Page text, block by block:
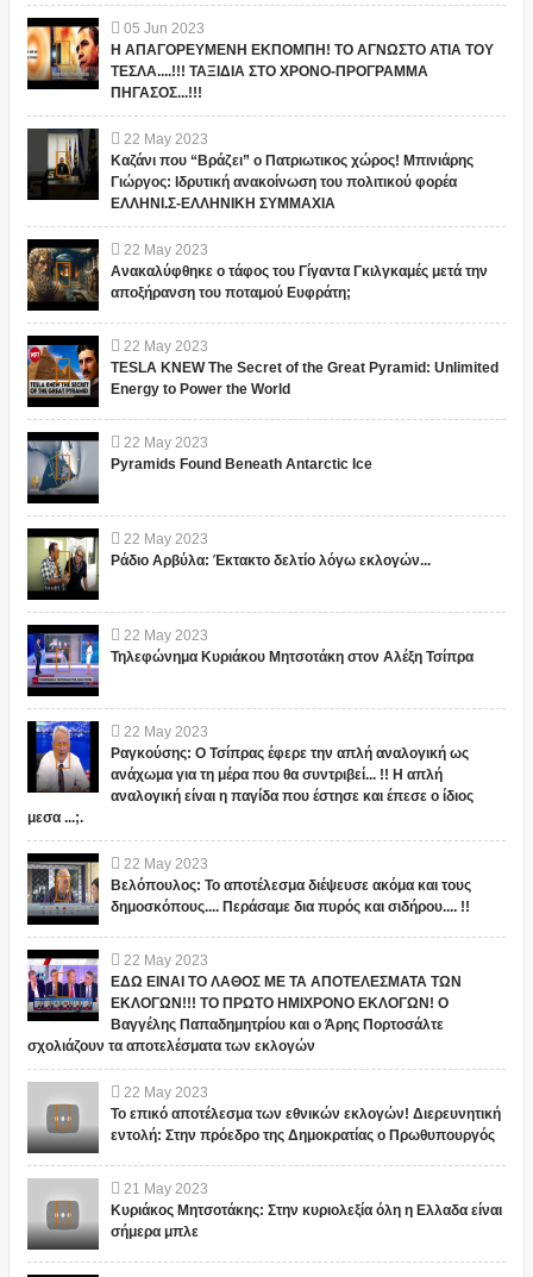
05 Jun 2023
Η ΑΠΑΓΟΡΕΥΜΕΝΗ ΕΚΠΟΜΠΗ! ΤΟ ΑΓΝΩΣΤΟ ΑΤΙΑ ΤΟΥ
ΤΕΣΛΑ....!!! ΤΑΞΙΔΙΑ ΣΤΟ ΧΡΟΝΟ-ΠΡΟΓΡΑΜΜΑ
ΠΗΓΑΣΟΣ...!!!
22 May 2023
Καζάνι που “Βράζει” ο Πατριωτικος χώρος! Μπινιάρης
Γιώργος: Ιδρυτική ανακοίνωση του πολιτικού φορέα
ΕΛΛΗΝΙ.Σ-ΕΛΛΗΝΙΚΗ ΣΥΜΜΑΧΙΑ
22 May 2023
Ανακαλύφθηκε ο τάφος του Γίγαντα Γκιλγκαμές μετά την
αποξήρανση του ποταμού Ευφράτη;
22 May 2023
TESLA KNEW The Secret of the Great Pyramid: Unlimited
Energy to Power the World
22 May 2023
Pyramids Found Beneath Antarctic Ice
22 May 2023
Ράδιο Αρβύλα: Έκτακτο δελτίο λόγω εκλογών...
22 May 2023
Τηλεφώνημα Κυριάκου Μητσοτάκη στον Αλέξη Τσίπρα
22 May 2023
Ραγκούσης: Ο Τσίπρας έφερε την απλή αναλογική ως
ανάχωμα για τη μέρα που θα συντριβεί... !! Η απλή
αναλογική είναι η παγίδα που έστησε και έπεσε ο ίδιος
μεσα ...;.
22 May 2023
Βελόπουλος: Το αποτέλεσμα διέψευσε ακόμα και τους
δημοσκόπους.... Περάσαμε δια πυρός και σιδήρου.... !!
22 May 2023
ΕΔΩ ΕΙΝΑΙ ΤΟ ΛΑΘΟΣ ΜΕ ΤΑ ΑΠΟΤΕΛΕΣΜΑΤΑ ΤΩΝ
ΕΚΛΟΓΩΝ!!! ΤΟ ΠΡΩΤΟ ΗΜΙΧΡΟΝΟ ΕΚΛΟΓΩΝ! Ο
Βαγγέλης Παπαδημητρίου και ο Άρης Πορτοσάλτε
σχολιάζουν τα αποτελέσματα των εκλογών
22 May 2023
Το επικό αποτέλεσμα των εθνικών εκλογών! Διερευνητική
εντολή: Στην πρόεδρο της Δημοκρατίας ο Πρωθυπουργός
21 May 2023
Κυριάκος Μητσοτάκης: Στην κυριολεξία όλη η Ελλαδα είναι
σήμερα μπλε